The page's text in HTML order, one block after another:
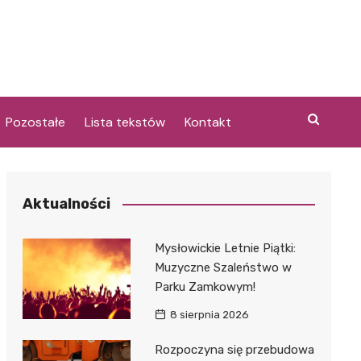
Pozostałe Lista tekstów Kontakt
Aktualności
Mysłowickie Letnie Piątki:
Muzyczne Szaleństwo w
Parku Zamkowym!
8 sierpnia 2026
Rozpoczyna się przebudowa